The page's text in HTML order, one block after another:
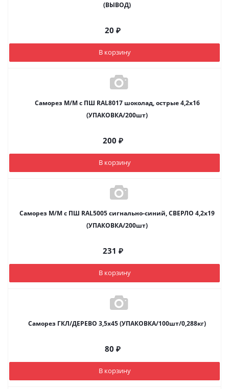
(ВЫВОД)
20 ₽
В корзину
Саморез М/М с ПШ RAL8017 шоколад, острые 4,2х16
(УПАКОВКА/200шт)
200 ₽
В корзину
Саморез М/М с ПШ RAL5005 сигнально-синий, СВЕРЛО 4,2х19
(УПАКОВКА/200шт)
231 ₽
В корзину
Саморез ГКЛ/ДЕРЕВО 3,5х45 (УПАКОВКА/100шт/0,288кг)
80 ₽
В корзину